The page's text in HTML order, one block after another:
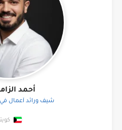
أحمد
شيف ورائد أعمال